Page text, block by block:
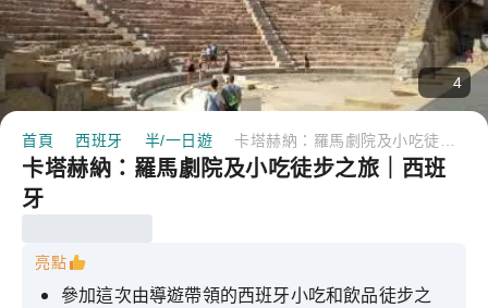
4
首頁 西班牙 半/一日遊
卡塔赫納：羅馬劇院及小吃徒步之旅｜西班
牙
亮點
參加這次由導遊帶領的西班牙小吃和飲品徒步之